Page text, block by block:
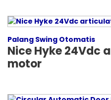
Palang Swing Otomatis
Nice Hyke 24Vdc
motor